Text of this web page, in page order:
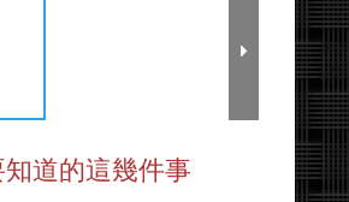
道的這幾件事